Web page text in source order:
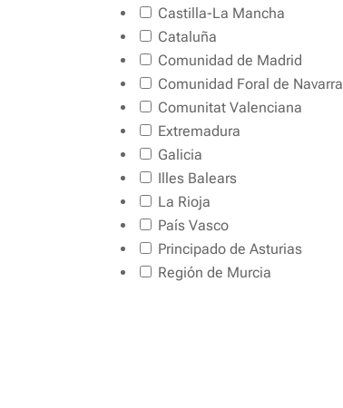
Castilla-La Mancha
Cataluña
Comunidad de Madrid
Comunidad Foral de Navarra
Comunitat Valenciana
Extremadura
Galicia
Illes Balears
La Rioja
País Vasco
Principado de Asturias
Región de Murcia